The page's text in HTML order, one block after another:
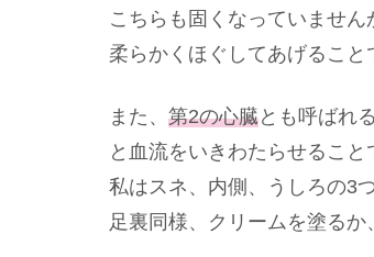
こちらも固くなっていません
柔らかくほぐしてあげること
また、 第2の心臓とも呼ばれる
と血流をいきわたらせるこ
私はスネ、内側、うしろの3
足裏同様、クリームを塗る